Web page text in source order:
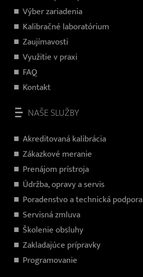
Výber zariadenia
Kalibračné laboratórium
Zaujímavosti
Využitie v praxi
FAQ
Kontakt
NAŠE SLUŽBY
Akreditovaná kalibrácia
Zákazkové meranie
Prenájom prístroja
Údržba, opravy a servis
Poradenstvo a technická podpora
Servisná zmluva
Školenie obsluhy
Zakladajúce prípravky
Programovanie